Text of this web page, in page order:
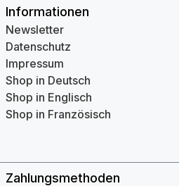
Informationen
Newsletter
Datenschutz
Impressum
Shop in Deutsch
Shop in Englisch
Shop in Französisch
Zahlungsmethoden